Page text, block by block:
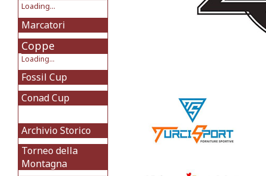
Loading...
Marcatori
Coppe
Loading...
Fossil Cup
Conad Cup
Archivio Storico
Torneo della
Montagna